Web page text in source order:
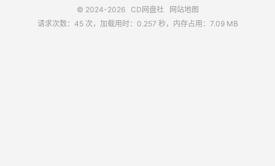
© 2024-2026 CD网盘社
网站地图
请求次数：45 次，加载用时：0.257 秒，内存占用：7.09 MB